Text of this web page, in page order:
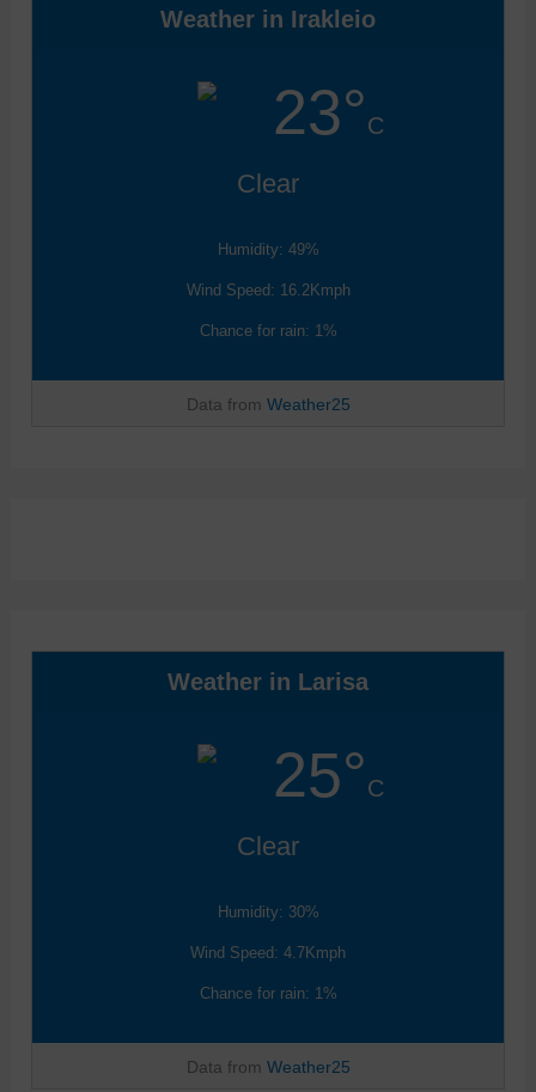
Weather in Irakleio
23°C
Clear
Humidity: 49%
Wind Speed: 16.2Kmph
Chance for rain: 1%
Data from Weather25
Weather in Larisa
25°C
Clear
Humidity: 30%
Wind Speed: 4.7Kmph
Chance for rain: 1%
Data from Weather25